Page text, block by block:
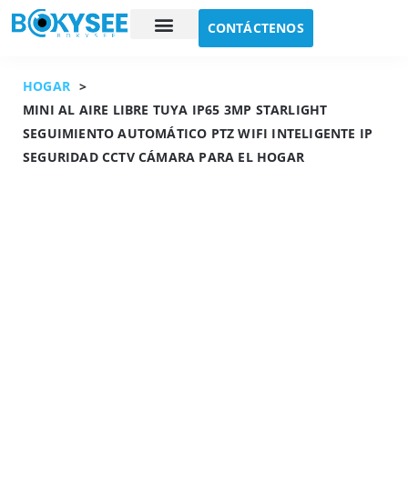
CONTÁCTENOS
HOGAR >
MINI AL AIRE LIBRE TUYA IP65 3MP STARLIGHT
SEGUIMIENTO AUTOMÁTICO PTZ WIFI INTELIGENTE IP
SEGURIDAD CCTV CÁMARA PARA EL HOGAR